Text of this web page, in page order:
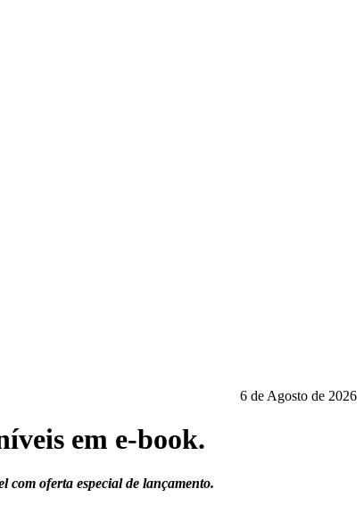
6 de Agosto de 2026
em e-book.
com oferta especial de lançamento.